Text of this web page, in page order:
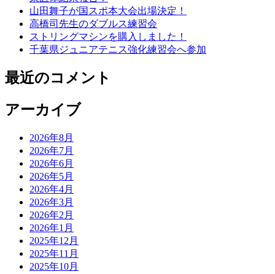
山田舞子が国スポ本大会出場決定！
高橋司先生のダブルス練習会
ストリングマシンを購入しました！
千葉県ジュニアテニス強化練習会へ参加
最近のコメント
アーカイブ
2026年8月
2026年7月
2026年6月
2026年5月
2026年4月
2026年3月
2026年2月
2026年1月
2025年12月
2025年11月
2025年10月